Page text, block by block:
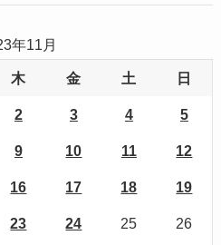
年11月
木 金 土 日
2 3 4 5
9 10 11 12
16 17 18 19
23 24 25 26